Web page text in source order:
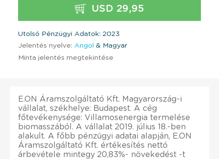
USD 29,95
Utolsó Pénzügyi Adatok: 2023
Jelentés nyelve: Angol & Magyar
Minta jelentés megtekintése
E.ON Áramszolgáltató Kft. Magyarország-i
vállalat, székhelye: Budapest. A cég
főtevékenysége: Villamosenergia termelése
biomasszából. A vállalat 2019. július 18.-ben
alakult. A főbb pénzügyi adatai alapján, E.ON
Áramszolgáltató Kft. értékesítés nettó
árbevétele mintegy 20,83%- növekedést -t